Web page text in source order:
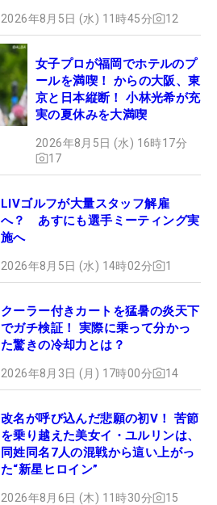
2026年8月5日 (水) 11時45分 12
女子プロが福岡でホテルのプ
ールを満喫！ からの大阪、東
京と日本縦断！ 小林光希が充
実の夏休みを大満喫
2026年8月5日 (水) 16時17分
17
LIVゴルフが大量スタッフ解雇
へ？ あすにも選手ミーティング実
施へ
2026年8月5日 (水) 14時02分 1
クーラー付きカートを猛暑の炎天下
でガチ検証！ 実際に乗って分かっ
た驚きの冷却力とは？
2026年8月3日 (月) 17時00分 14
改名が呼び込んだ悲願の初V！ 苦節
を乗り越えた美女イ・ユルリンは、
同姓同名7人の混戦から這い上がっ
た“新星ヒロイン”
2026年8月6日 (木) 11時30分 15